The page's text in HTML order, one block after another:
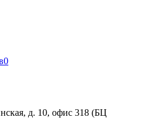
0
д. 10, офис 318 (БЦ